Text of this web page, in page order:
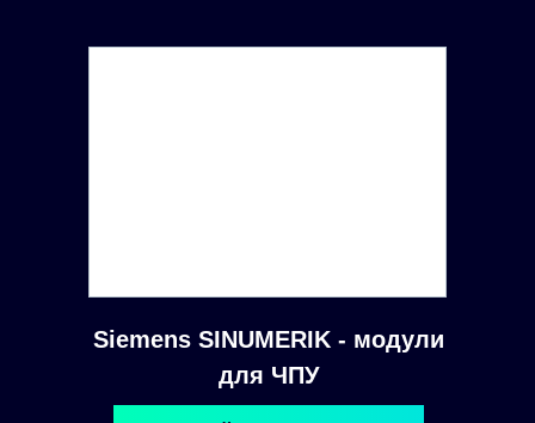
Siemens SINUMERIK - модули
для ЧПУ